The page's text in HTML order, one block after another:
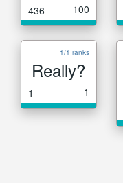
436 100
1/1 ranks
Really?
1 1